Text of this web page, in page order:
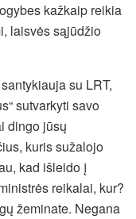
kažkaip reikia
laisvės sąjūdžio
su LRT,
sutvarkyti savo
dingo jūsų
kuris sužalojo
kad išleido į
reikalai, kur?
žeminate. Negana